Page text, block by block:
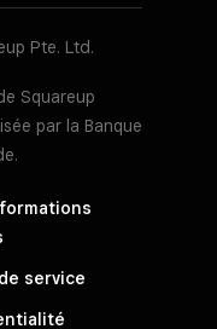
Pte. Ltd.
Squareup
par la Banque
service